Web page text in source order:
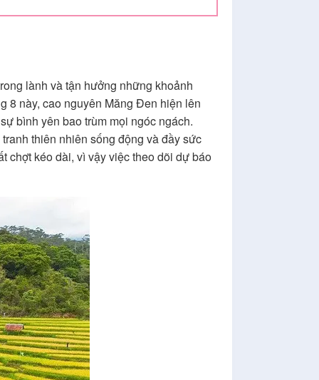
lành và tận hưởng những khoảnh
8 này, cao nguyên Măng Đen hiện lên
bình yên bao trùm mọi ngóc ngách.
thiên nhiên sống động và đầy sức
chợt kéo dài, vì vậy việc theo dõi dự báo